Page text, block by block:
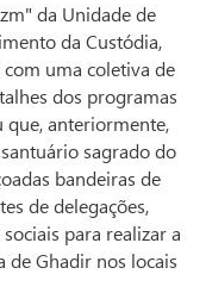
da Unidade de
da Custódia,
uma coletiva de
dos programas
que, anteriormente,
sagrado do
bandeiras de
de delegações,
para realizar a
de Ghadir nos locais